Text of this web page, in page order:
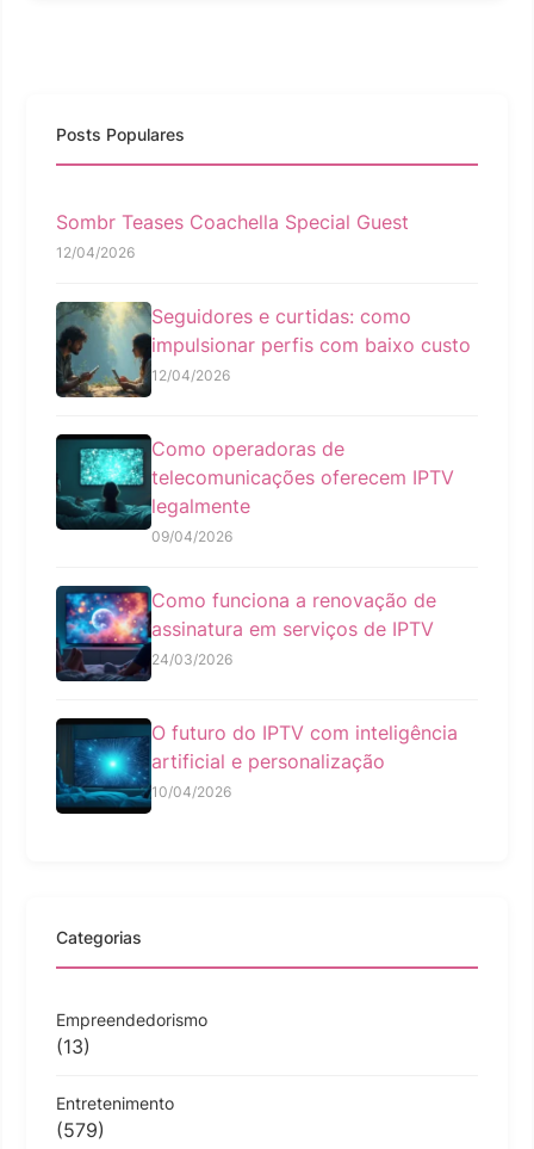
Posts Populares
Sombr Teases Coachella Special Guest
12/04/2026
Seguidores e curtidas: como
impulsionar perfis com baixo custo
12/04/2026
Como operadoras de
telecomunicações oferecem IPTV
legalmente
09/04/2026
Como funciona a renovação de
assinatura em serviços de IPTV
24/03/2026
O futuro do IPTV com inteligência
artificial e personalização
10/04/2026
Categorias
Empreendedorismo
(13)
Entretenimento
(579)